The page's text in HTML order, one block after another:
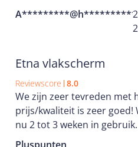
A*********@h**********
Etna vlakscherm
Reviewscore 8.0
We zijn zeer tevreden met
prijs/kwaliteit is zeer
nu 2 tot 3 weken in